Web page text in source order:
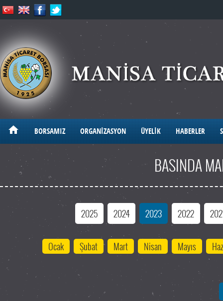
BORSAMIZ ORGANİZASYON ÜYELİK HABERLER
BASINDA
2025 2024 2023 2022
Ocak Şubat Mart Nisan Mayıs